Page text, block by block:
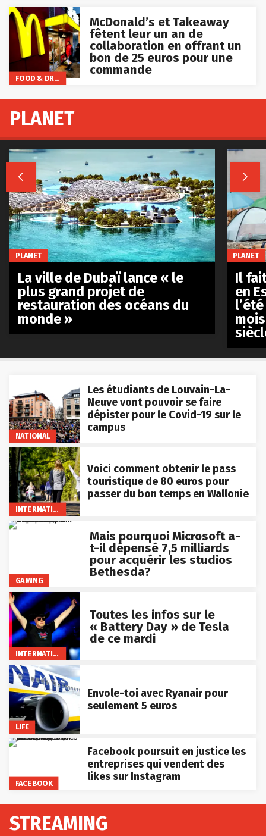
FOOD & DRINKS
McDonald’s et Takeaway
fêtent leur un an de
collaboration en offrant un
bon de 25 euros pour une
commande
NATIONAL
Les étudiants de Louvain-La-
Neuve vont pouvoir se faire
dépister pour le Covid-19 sur le
campus
INTERNATIONAL
Voici comment obtenir le pass
touristique de 80 euros pour
passer du bon temps en Wallonie
GAMING
Mais pourquoi Microsoft a-
t-il dépensé 7,5 milliards
pour acquérir les studios
Bethesda?
INTERNATIONAL
Toutes les infos sur le
« Battery Day » de Tesla
de ce mardi
LIFE
Envole-toi avec Ryanair pour
seulement 5 euros
FACEBOOK
Facebook poursuit en justice les
entreprises qui vendent des
likes sur Instagram
PLANET
 
PLANET
La ville de Dubaï lance « le
plus grand projet de
restauration des océans du
monde »
PLANET
Il
en
STREAMING